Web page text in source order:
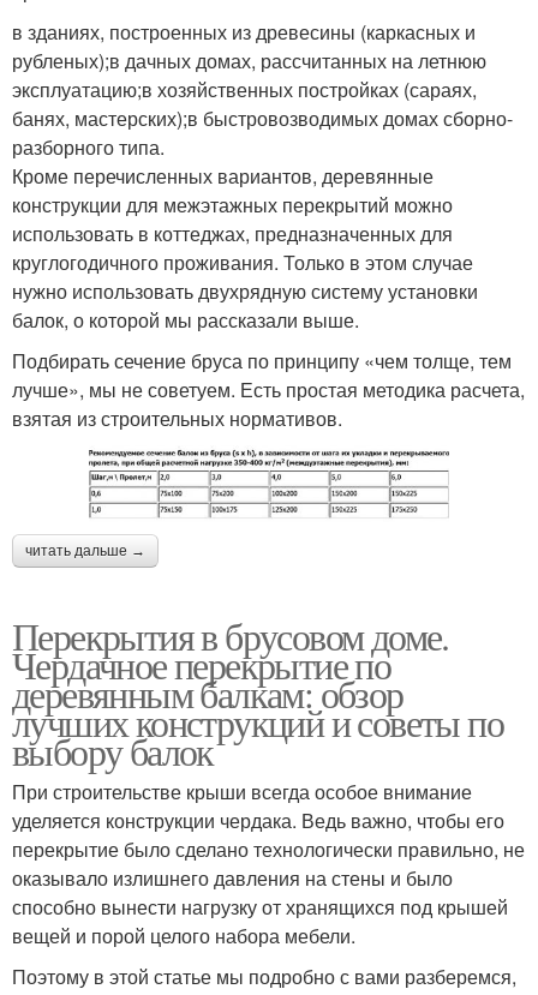
в зданиях, построенных из древесины (каркасных и
рубленых);в дачных домах, рассчитанных на летнюю
эксплуатацию;в хозяйственных постройках (сараях,
банях, мастерских);в быстровозводимых домах сборно-
разборного типа.
Кроме перечисленных вариантов, деревянные
конструкции для межэтажных перекрытий можно
использовать в коттеджах, предназначенных для
круглогодичного проживания. Только в этом случае
нужно использовать двухрядную систему установки
балок, о которой мы рассказали выше.
Подбирать сечение бруса по принципу «чем толще, тем
лучше», мы не советуем. Есть простая методика расчета,
взятая из строительных нормативов.
читать дальше →
Перекрытия в брусовом доме.
Чердачное перекрытие по
деревянным балкам: обзор
лучших конструкций и советы по
выбору балок
При строительстве крыши всегда особое внимание
уделяется конструкции чердака. Ведь важно, чтобы его
перекрытие было сделано технологически правильно, не
оказывало излишнего давления на стены и было
способно вынести нагрузку от хранящихся под крышей
вещей и порой целого набора мебели.
Поэтому в этой статье мы подробно с вами разберемся,